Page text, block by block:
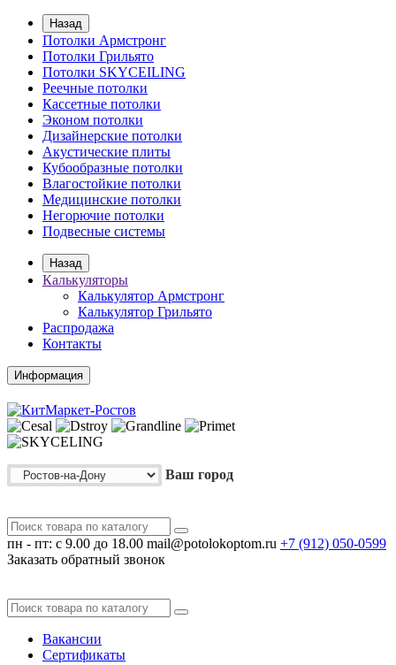
Назад
Потолки Армстронг
Потолки Грильято
Потолки SKYCEILING
Реечные потолки
Кассетные потолки
Эконом потолки
Дизайнерские потолки
Акустические плиты
Кубообразные потолки
Влагостойкие потолки
Медицинские потолки
Негорючие потолки
Подвесные системы
Назад
Калькуляторы
Калькулятор Армстронг
Калькулятор Грильято
Распродажа
Контакты
Информация
Ваш город
пн - пт: с 9.00 до 18.00 mail@potolokoptom.ru +7 (912) 050-0599
Заказать обратный звонок
Вакансии
Сертификаты